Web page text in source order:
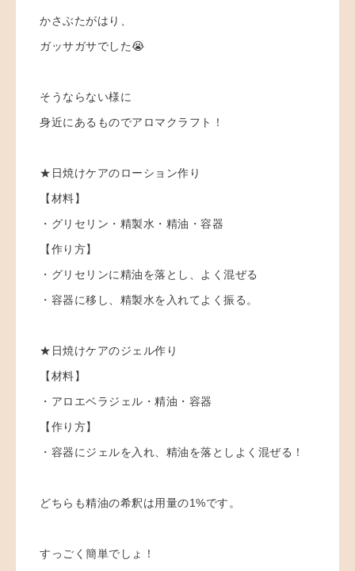
かさぶたがはり、
ガッサガサでした😭
そうならない様に
身近にあるものでアロマクラフト！
★日焼けケアのローション作り
【材料】
・グリセリン・精製水・精油・容器
【作り方】
・グリセリンに精油を落とし、よく混ぜる
・容器に移し、精製水を入れてよく振る。
★日焼けケアのジェル作り
【材料】
・アロエベラジェル・精油・容器
【作り方】
・容器にジェルを入れ、精油を落としよく混ぜる！
どちらも精油の希釈は用量の1%です。
すっごく簡単でしょ！